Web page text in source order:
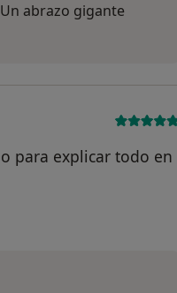
abrazo gigante
para explicar todo en